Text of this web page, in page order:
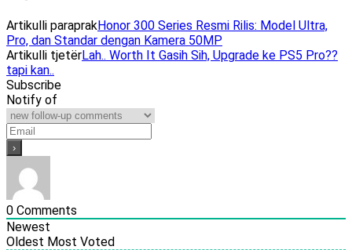
Artikulli paraprakHonor 300 Series Resmi Rilis: Model Ultra,
Pro, dan Standar dengan Kamera 50MP
Artikulli tjetërLah.. Worth It Gasih Sih, Upgrade ke PS5 Pro??
tapi kan..
Subscribe
Notify of
0 Comments
Newest
Oldest Most Voted